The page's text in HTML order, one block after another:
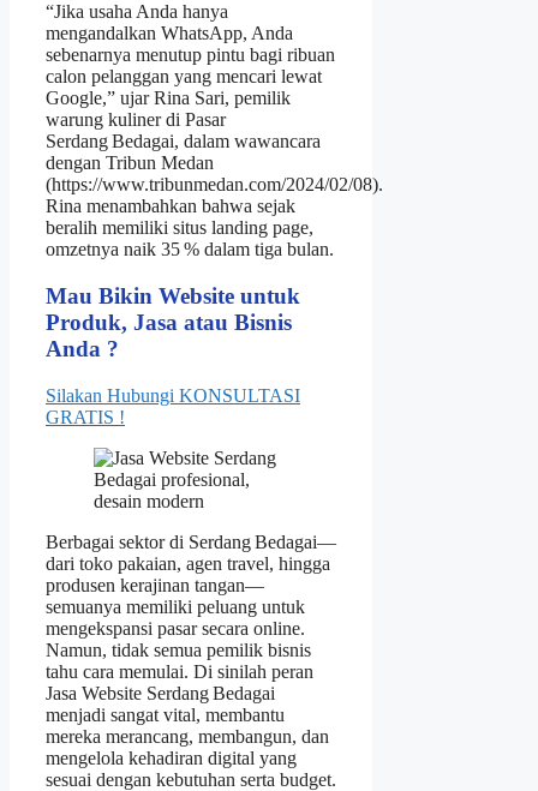
“Jika usaha Anda hanya
mengandalkan WhatsApp, Anda
sebenarnya menutup pintu bagi ribuan
calon pelanggan yang mencari lewat
Google,” ujar Rina Sari, pemilik
warung kuliner di Pasar
Serdang Bedagai, dalam wawancara
dengan Tribun Medan
(https://www.tribunmedan.com/2024/02/08).
Rina menambahkan bahwa sejak
beralih memiliki situs landing page,
omzetnya naik 35 % dalam tiga bulan.
Mau Bikin Website untuk
Produk, Jasa atau Bisnis
Anda ?
Silakan Hubungi KONSULTASI
GRATIS !
Berbagai sektor di Serdang Bedagai—
dari toko pakaian, agen travel, hingga
produsen kerajinan tangan—
semuanya memiliki peluang untuk
mengekspansi pasar secara online.
Namun, tidak semua pemilik bisnis
tahu cara memulai. Di sinilah peran
Jasa Website Serdang Bedagai
menjadi sangat vital, membantu
mereka merancang, membangun, dan
mengelola kehadiran digital yang
sesuai dengan kebutuhan serta budget.